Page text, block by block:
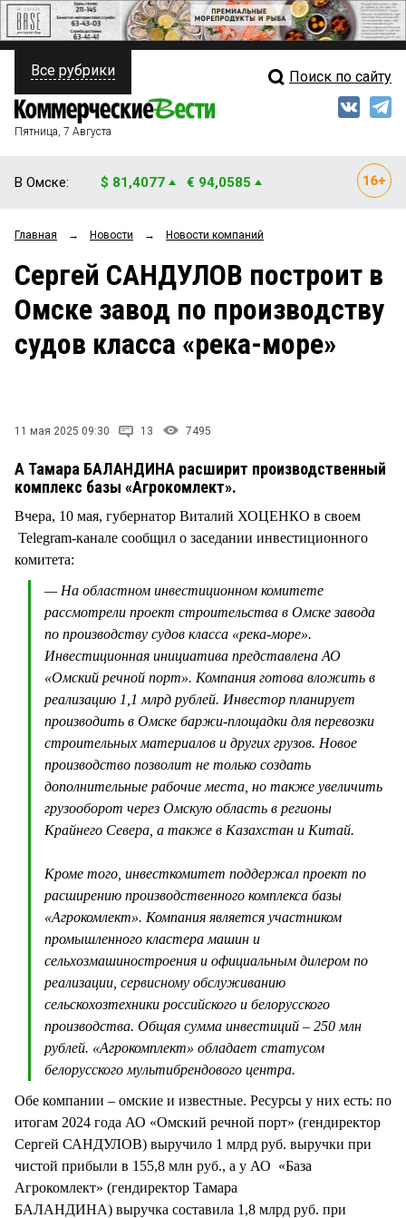
ПОЛИТИКА
ФИНАНСЫ
ОБЩЕСТВО
ЗАКОН
НОВОСТИ КОМПАНИЙ
Свежий выпуск
Мнения
Рейтинги
Блоги
Архив
Все рубрики Поиск по сайту
Пятница, 7 Августа
В Омске: $ 81,4077 € 94,0585
Главная → Новости → Новости компаний
Сергей САНДУЛОВ построит в
Омске завод по производству
судов класса «река-море»
11 мая 2025 09:30 13 7495
А Тамара БАЛАНДИНА расширит производственный
комплекс базы «Агрокомлект».
Вчера, 10 мая, губернатор Виталий ХОЦЕНКО в своем
Telegram-канале сообщил о заседании инвестиционного
комитета:
— На областном инвестиционном комитете
рассмотрели проект строительства в Омске завода
по производству судов класса «река-море».
Инвестиционная инициатива представлена АО
«Омский речной порт». Компания готова вложить в
реализацию 1,1 млрд рублей. Инвестор планирует
производить в Омске баржи-площадки для перевозки
строительных материалов и других грузов. Новое
производство позволит не только создать
дополнительные рабочие места, но также увеличить
грузооборот через Омскую область в регионы
Крайнего Севера, а также в Казахстан и Китай.
Кроме того, инвесткомитет поддержал проект по
расширению производственного комплекса базы
«Агрокомлект». Компания является участником
промышленного кластера машин и
сельхозмашиностроения и официальным дилером по
реализации, сервисному обслуживанию
сельскохозтехники российского и белорусского
производства. Общая сумма инвестиций – 250 млн
рублей. «Агрокомплект» обладает статусом
белорусского мультибрендового центра.
Обе компании – омские и известные. Ресурсы у них есть: по
итогам 2024 года АО «Омский речной порт» (гендиректор
Сергей САНДУЛОВ) выручило 1 млрд руб. выручки при
чистой прибыли в 155,8 млн руб., а у АО «База
Агрокомлект» (гендиректор Тамара
БАЛАНДИНА) выручка составила 1,8 млрд руб. при